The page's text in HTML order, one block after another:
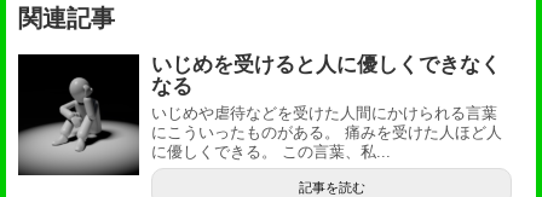
関連記事
いじめを受けると人に優しくできなく
なる
いじめや虐待などを受けた人間にかけられる言葉
にこういったものがある。 痛みを受けた人ほど人
に優しくできる。 この言葉、私...
記事を読む